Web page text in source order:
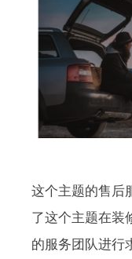
这个主题的售后
了这个主题在装
的服务团队进行